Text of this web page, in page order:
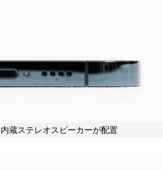
蔵ステレオスピーカーが配置